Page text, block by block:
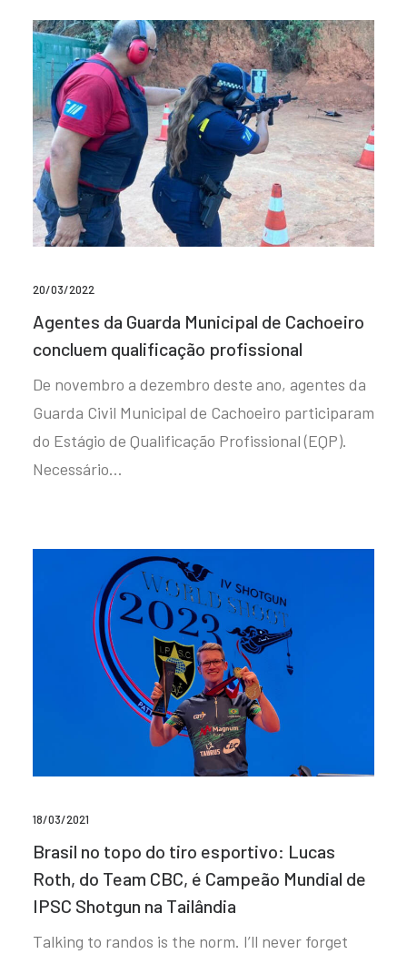
20/03/2022
Agentes da Guarda Municipal de Cachoeiro
concluem qualificação profissional
De novembro a dezembro deste ano, agentes da
Guarda Civil Municipal de Cachoeiro participaram
do Estágio de Qualificação Profissional (EQP).
Necessário…
18/03/2021
Brasil no topo do tiro esportivo: Lucas
Roth, do Team CBC, é Campeão Mundial de
IPSC Shotgun na Tailândia
Talking to randos is the norm. I’ll never forget